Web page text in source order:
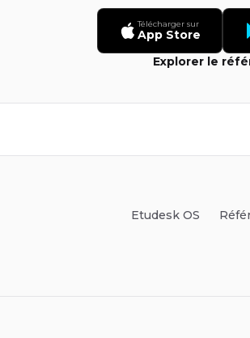
Télécharger sur
App Store
Explorer le
Etudesk OS